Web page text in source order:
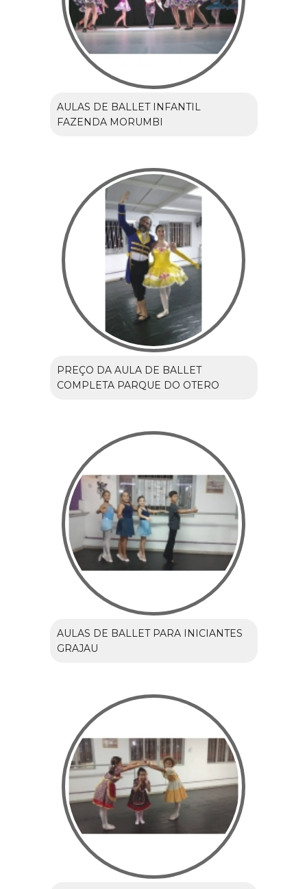
AULAS DE BALLET INFANTIL
FAZENDA MORUMBI
PREÇO DA AULA DE BALLET
COMPLETA PARQUE DO OTERO
AULAS DE BALLET PARA INICIANTES
GRAJAU